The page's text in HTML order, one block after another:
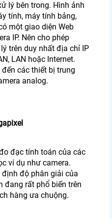
lý bên trong. Hình ảnh
tính, máy tính bảng,
một giao diện Web
IP. Nên cho phép
trên duy nhất địa chỉ IP
LAN hoặc Internet.
các thiết bị trung
analog.
đạc tính toán của các
ví dụ như camera.
độ phân giải của
đang rất phổ biến trên
hàng ưa chuộng.